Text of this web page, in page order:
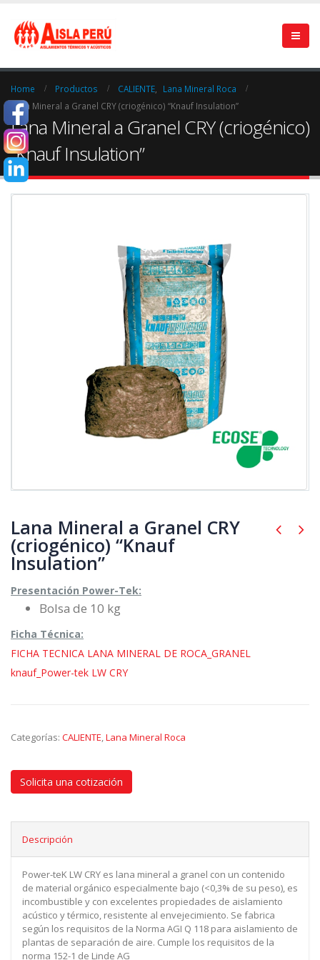
Home Productos CALIENTE
Lana Mineral Roca
Lana Mineral a Granel CRY (criogénico) “Knauf Insulation”
Lana Mineral a Granel CRY (criogénico)
“Knauf Insulation”
Lana Mineral a Granel CRY
(criogénico) “Knauf
Insulation”
Presentación Power-Tek:
Bolsa de 10 kg
Ficha Técnica:
FICHA TECNICA LANA MINERAL DE ROCA_GRANEL
knauf_Power-tek LW CRY
Categorías: CALIENTE,Lana Mineral Roca
Solicita una cotización
Descripción
Power-teK LW CRY es lana mineral a granel con un contenido
de material orgánico especialmente bajo (<0,3% de su peso), es
incombustible y con excelentes propiedades de aislamiento
acústico y térmico, resistente al envejecimiento. Se fabrica
según los requisitos de la Norma AGI Q 118 para aislamiento de
plantas de separación de aire. Cumple los requisitos de la
norma 152-1 de Linde AG